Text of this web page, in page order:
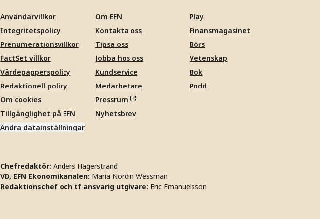
Användarvillkor
Integritetspolicy
Prenumerationsvillkor
FactSet villkor
Värdepapperspolicy
Redaktionell policy
Om cookies
Tillgänglighet på EFN
Ändra datainställningar
Om EFN
Kontakta oss
Tipsa oss
Jobba hos oss
Kundservice
Medarbetare
Pressrum
Nyhetsbrev
Play
Finansmagasinet
Börs
Vetenskap
Bok
Podd
Chefredaktör: Anders Hägerstrand
VD, EFN Ekonomikanalen: Maria Nordin Wessman
Redaktionschef och tf ansvarig utgivare: Eric Emanuelsson